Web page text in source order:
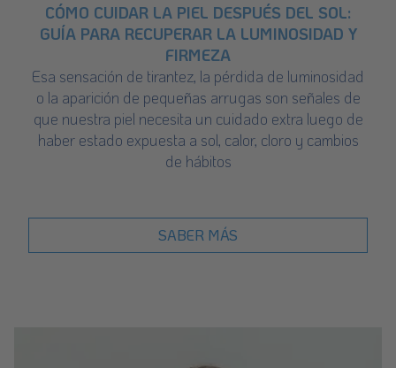
CÓMO CUIDAR LA PIEL DESPUÉS DEL SOL:
GUÍA PARA RECUPERAR LA LUMINOSIDAD Y
FIRMEZA
Esa sensación de tirantez, la pérdida de luminosidad
o la aparición de pequeñas arrugas son señales de
que nuestra piel necesita un cuidado extra luego de
haber estado expuesta a sol, calor, cloro y cambios
de hábitos
SABER MÁS